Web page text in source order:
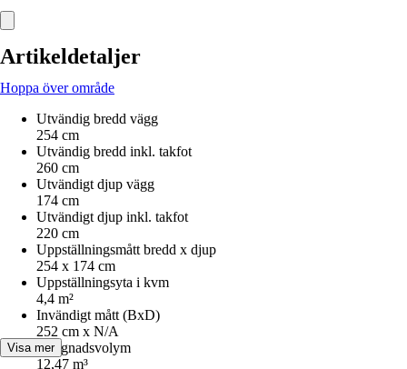
Artikeldetaljer
Hoppa över område
Utvändig bredd vägg
254 cm
Utvändig bredd inkl. takfot
260 cm
Utvändigt djup vägg
174 cm
Utvändigt djup inkl. takfot
220 cm
Uppställningsmått bredd x djup
254 x 174 cm
Uppställningsyta i kvm
4,4 m²
Invändigt mått (BxD)
252 cm x N/A
Byggnadsvolym
12,47 m³
Visa mer